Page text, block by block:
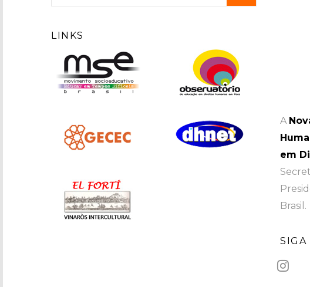
LINKS
A
em
Brasil.
SIGA